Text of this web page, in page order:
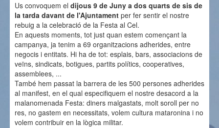
Us convoquem el dijous 9 de Juny a dos quarts de sis de
la tarda davant de l'Ajuntament per fer sentir el nostre
rebuig a la celebració de la Festa al Cel.
En aquests moments, tot just quan estem començant la
campanya, ja tenim a 69 organitzacions adherides, entre
negocis i entitats. Hi ha de tot: esplais, bars, associacions de
veïns, sindicats, botigues, partits polítics, cooperatives,
assemblees, ...
També hem passat la barrera de les 500 persones adherides
al manifest, en el qual especifiquem el nostre desacord a la
malanomenada Festa: diners malgastats, molt soroll per no
res, no gastem en necessitats, volem cultura mataronina i no
volem contribuir en la lògica militar.